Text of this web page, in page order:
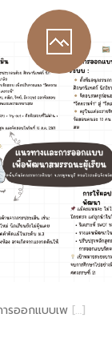
รออกแบบเพ […]